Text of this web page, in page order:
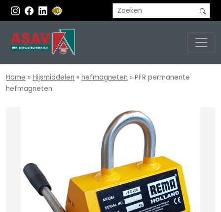
Home » Hijsmiddelen » hefmagneten » PFR permanente
hefmagneten